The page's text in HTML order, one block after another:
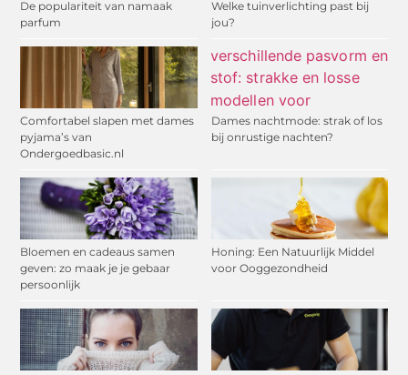
De populariteit van namaak
parfum
Welke tuinverlichting past bij
jou?
Comfortabel slapen met dames
pyjama’s van
Ondergoedbasic.nl
Dames nachtmode: strak of los
bij onrustige nachten?
Bloemen en cadeaus samen
geven: zo maak je je gebaar
persoonlijk
Honing: Een Natuurlijk Middel
voor Ooggezondheid